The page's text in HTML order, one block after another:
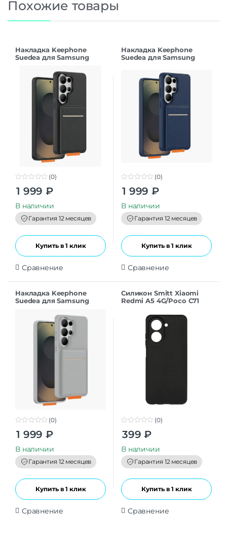
Похожие товары
Накладка Keephone
Suedea для Samsung
t
o
f
5
(0)
1 999 ₽
В наличии
Гарантия 12 месяцев
Купить в 1 клик
Сравнение
Накладка Keephone
Suedea для Samsung
t
o
f
5
(0)
1 999 ₽
В наличии
Гарантия 12 месяцев
Купить в 1 клик
Сравнение
Накладка Keephone
Suedea для Samsung
t
o
f
5
(0)
1 999 ₽
В наличии
Гарантия 12 месяцев
Купить в 1 клик
Сравнение
Силикон Smitt Xiaomi
Redmi A5 4G/Poco C71
o
t
o
f
5
(0)
399 ₽
В наличии
Гарантия 12 месяцев
Купить в 1 клик
Сравнение